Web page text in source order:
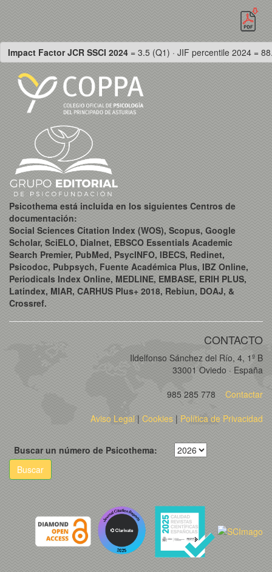
Impact Factor JCR SSCI 2024 = 3.5 (Q1) · JIF percentile 2024 =
Psicothema está incluida en los siguientes Centros de
documentación:
Social Sciences Citation Index (WOS), Scopus, Google
Scholar, SciELO, Dialnet, EBSCO Essentials Academic
Search Premier, PubMed, PsycINFO, IBECS, Redinet,
Psicodoc, Pubpsych, Fuente Académica Plus, IBZ Online,
Periodicals Index Online, MEDLINE, EMBASE, ERIH PLUS,
Latindex, MIAR, CARHUS Plus+ 2018, Rebiun, DOAJ, &
Crossref.
CONTACTO
Ildelfonso Sánchez del Río, 4, 1º B
33001 Oviedo · España
985 285 778
Contactar
Aviso Legal| Cookies | Política de Privacidad
Buscar un número de Psicothema:
Buscar